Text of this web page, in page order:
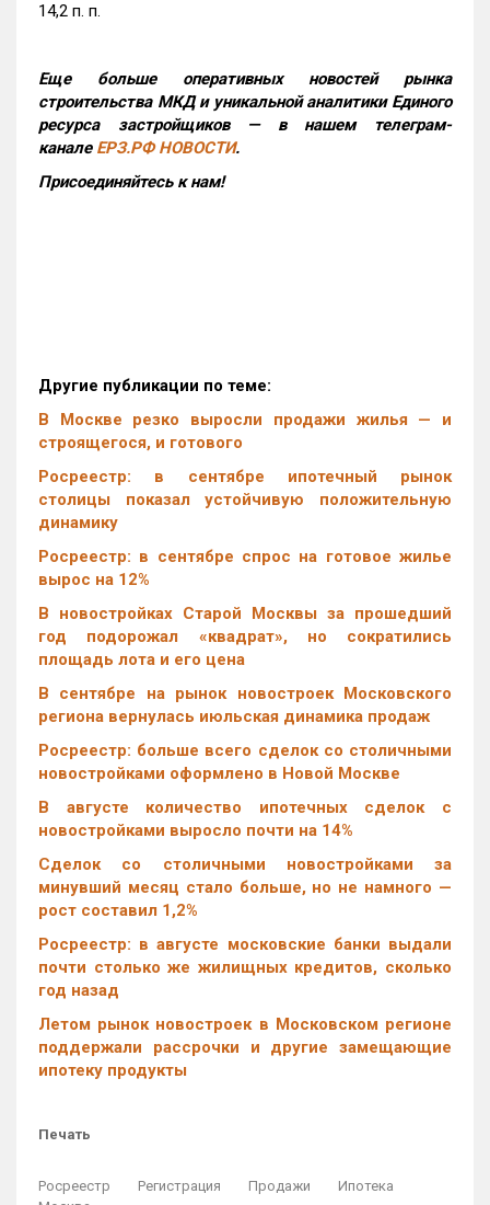
14,2 п. п.
Еще больше оперативных новостей рынка
строительства МКД и уникальной аналитики Единого
ресурса застройщиков — в нашем телеграм-
канале ЕРЗ.РФ НОВОСТИ.
Присоединяйтесь к нам!
Другие публикации по теме:
В Москве резко выросли продажи жилья — и
строящегося, и готового
Росреестр: в сентябре ипотечный рынок
столицы показал устойчивую положительную
динамику
Росреестр: в сентябре спрос на готовое жилье
вырос на 12%
В новостройках Старой Москвы за прошедший
год подорожал «квадрат», но сократились
площадь лота и его цена
В сентябре на рынок новостроек Московского
региона вернулась июльская динамика продаж
Росреестр: больше всего сделок со столичными
новостройками оформлено в Новой Москве
В августе количество ипотечных сделок с
новостройками выросло почти на 14%
Cделок со столичными новостройками за
минувший месяц стало больше, но не намного —
рост составил 1,2%
Росреестр: в августе московские банки выдали
почти столько же жилищных кредитов, сколько
год назад
Летом рынок новостроек в Московском регионе
поддержали рассрочки и другие замещающие
ипотеку продукты
Печать
Росреестр Регистрация Продажи
Ипотека